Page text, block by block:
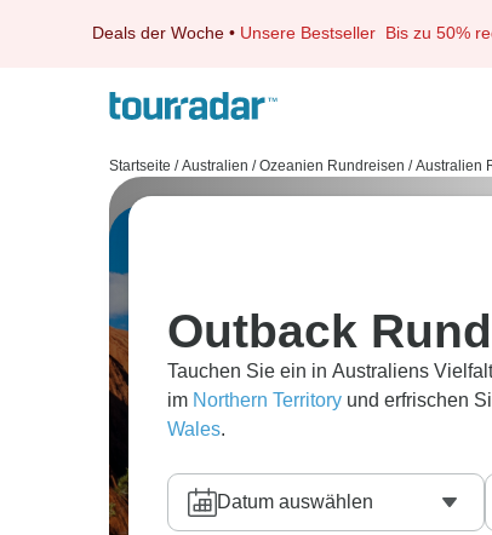
Deals der Woche • Unsere Bestseller Bis zu 50%
Startseite / Australien / Ozeanien Rundreisen / Australien
Outback
Tauchen Sie ein in Australiens
im Northern Territory und erfrischen
Wales.
Datum auswählen